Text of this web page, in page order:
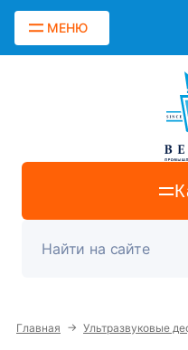
МЕНЮ
Главная → Ультразвуковые